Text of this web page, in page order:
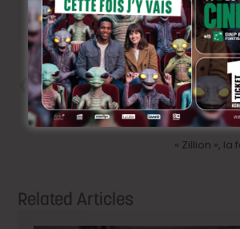
Précedent
Angèle dans le teaser de
« Astérix et Obélix et l’empire du
milieu »
« Zillion »,
Related Articles